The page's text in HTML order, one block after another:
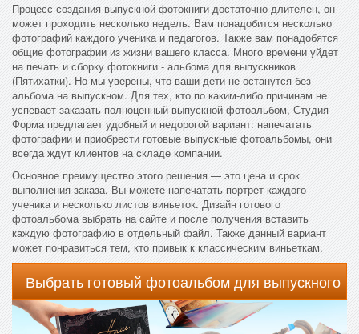
Процесс создания выпускной фотокниги достаточно длителен, он
может проходить несколько недель. Вам понадобится несколько
фотографий каждого ученика и педагогов. Также вам понадобятся
общие фотографии из жизни вашего класса. Много времени уйдет
на печать и сборку фотокниги - альбома для выпускников
(Пятихатки). Но мы уверены, что ваши дети не останутся без
альбома на выпускном. Для тех, кто по каким-либо причинам не
успевает заказать полноценный выпускной фотоальбом, Студия
Форма предлагает удобный и недорогой вариант: напечатать
фотографии и приобрести готовые выпускные фотоальбомы, они
всегда ждут клиентов на складе компании.
Основное преимущество этого решения — это цена и срок
выполнения заказа. Вы можете напечатать портрет каждого
ученика и несколько листов виньеток. Дизайн готового
фотоальбома выбрать на сайте и после получения вставить
каждую фотографию в отдельный файл. Также данный вариант
может понравиться тем, кто привык к классическим виньеткам.
Выбрать готовый фотоальбом для выпускного